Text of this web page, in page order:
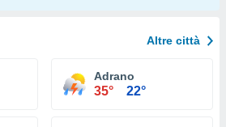
Altre città
Adrano
35° 22°